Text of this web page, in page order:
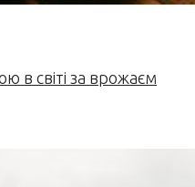
в світі за врожаєм